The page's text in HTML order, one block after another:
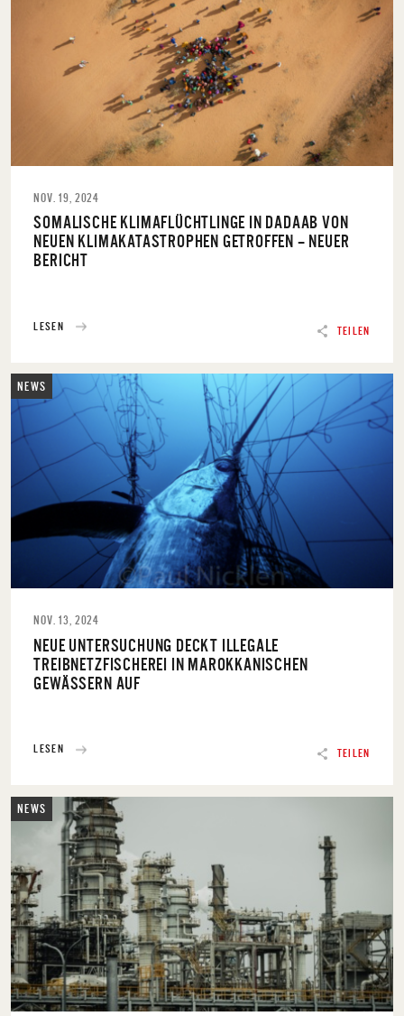
TEILEN
NOV. 19, 2024
SOMALISCHE KLIMAFLÜCHTLINGE IN DADAAB VON
NEUEN KLIMAKATASTROPHEN GETROFFEN – NEUER
BERICHT
LESEN
TEILEN
NEWS
NOV. 13, 2024
NEUE UNTERSUCHUNG DECKT ILLEGALE
TREIBNETZFISCHEREI IN MAROKKANISCHEN
GEWÄSSERN AUF
LESEN
NEWS